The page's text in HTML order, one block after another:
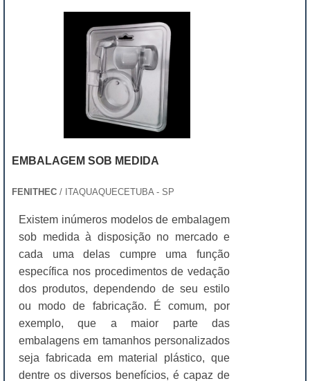
EMBALAGEM SOB MEDIDA
FENITHEC / ITAQUAQUECETUBA - SP
Existem inúmeros modelos de embalagem
sob medida à disposição no mercado e
cada uma delas cumpre uma função
específica nos procedimentos de vedação
dos produtos, dependendo de seu estilo
ou modo de fabricação. É comum, por
exemplo, que a maior parte das
embalagens em tamanhos personalizados
seja fabricada em material plástico, que
dentre os diversos benefícios, é capaz de